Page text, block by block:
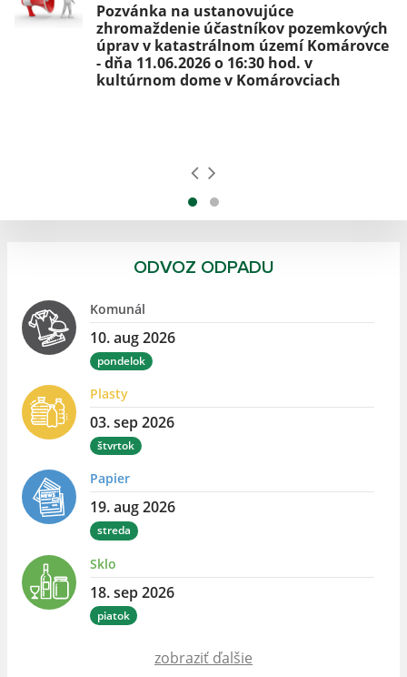
Pozvánka na ustanovujúce
zhromaždenie účastníkov pozemkových
úprav v katastrálnom území Komárovce
- dňa 11.06.2026 o 16:30 hod. v
kultúrnom dome v Komárovciach
ODVOZ ODPADU
Komunál
10. aug 2026
pondelok
Plasty
03. sep 2026
štvrtok
Papier
19. aug 2026
streda
Sklo
18. sep 2026
piatok
zobraziť ďalšie